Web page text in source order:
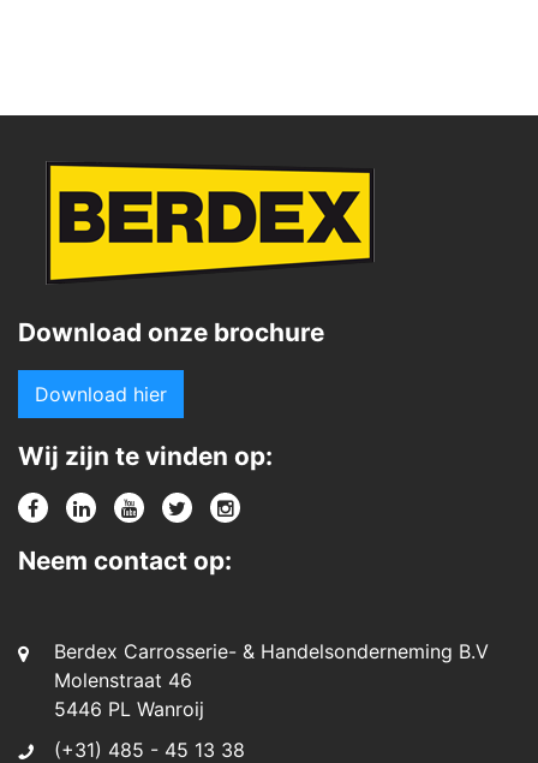
Download onze brochure
Download hier
Wij zijn te vinden op:
Neem contact op:
Berdex Carrosserie- & Handelsonderneming B.V
Molenstraat 46
5446 PL Wanroij
(+31) 485 - 45 13 38